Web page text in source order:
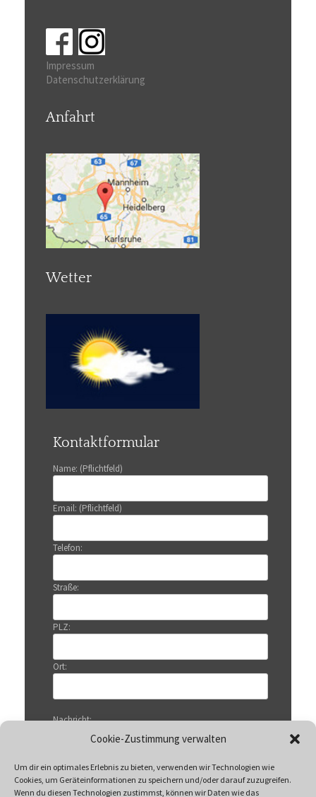
Cookie-Zustimmung verwalten
Um dir ein optimales Erlebnis zu bieten, verwenden wir Technologien wie
Cookies, um Geräteinformationen zu speichern und/oder darauf zuzugreifen.
Wenn du diesen Technologien zustimmst, können wir Daten wie das
Impressum
Datenschutzerklärung
Anfahrt
Wetter
Kontaktformular
Name: (Pflichtfeld)
Email: (Pflichtfeld)
Telefon:
Straße:
PLZ:
Ort:
Nachricht: